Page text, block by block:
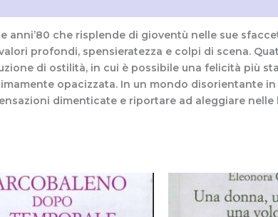
che risplende di gioventù nelle sue
profondi, spensieratezza e colpi di scena.
di ostilità, in cui è possibile una felicità più
opacizzata. In un mondo disorientante
dimenticate e riportare ad aleggiare